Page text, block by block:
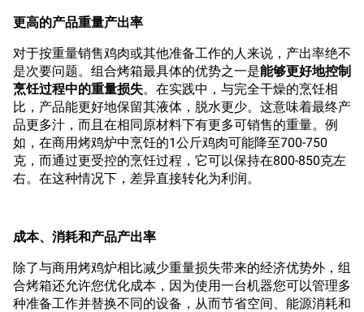
更高的产品重量产出率
对于按重量销售鸡肉或其他准备工作的人来说，产出率绝不
是次要问题。组合烤箱最具体的优势之一是能够更好地控制
烹饪过程中的重量损失。在实践中，与完全干燥的烹饪相
比，产品能更好地保留其液体，脱水更少。这意味着最终产
品更多汁，而且在相同原材料下有更多可销售的重量。例
如，在商用烤鸡炉中烹饪的1公斤鸡肉可能降至700-750
克，而通过更受控的烹饪过程，它可以保持在800-850克左
右。在这种情况下，差异直接转化为利润。
成本、消耗和产品产出率
除了与商用烤鸡炉相比减少重量损失带来的经济优势外，组
合烤箱还允许您优化成本，因为使用一台机器您可以管理多
种准备工作并替换不同的设备，从而节省空间、能源消耗和